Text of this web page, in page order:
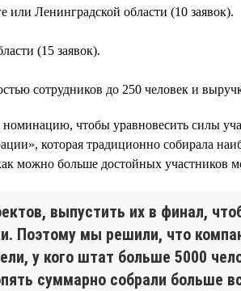
Ленинградской области (10 заявок).
(15 заявок).
сотрудников до 250 человек и
чтобы уравновесить силы
которая традиционно собирала
можно больше достойных участников
выпустить их в финал,
Поэтому мы решили, что
у кого штат больше 5000
суммарно собрали больше